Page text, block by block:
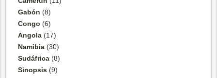
Gabón (8)
Congo (6)
Angola (17)
Namibia (30)
Sudáfrica (8)
Sinopsis (9)